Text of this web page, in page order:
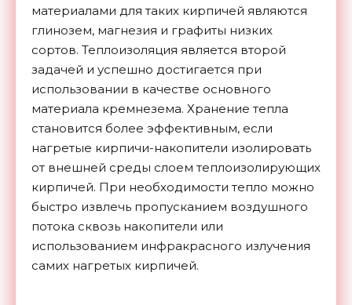
материалами для таких кирпичей являются
глинозем, магнезия и графиты низких
сортов. Теплоизоляция является второй
задачей и успешно достигается при
использовании в качестве основного
материала кремнезема. Хранение тепла
становится более эффективным, если
нагретые кирпичи-накопители изолировать
от внешней среды слоем теплоизолирующих
кирпичей. При необходимости тепло можно
быстро извлечь пропусканием воздушного
потока сквозь накопители или
использованием инфракрасного излучения
самих нагретых кирпичей.